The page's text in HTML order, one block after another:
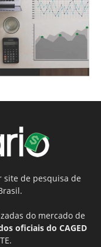
site de pesquisa de
do mercado de
oficiais do CAGED